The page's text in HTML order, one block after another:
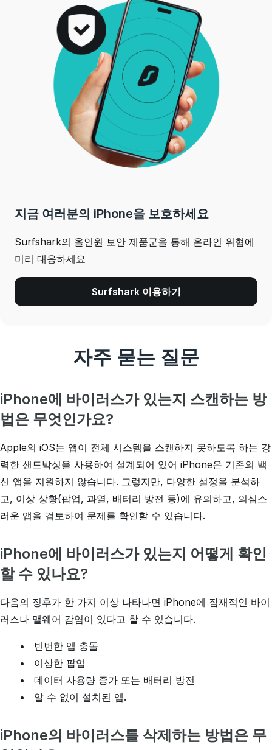
지금 여러분의 iPhone을 보호하세요
Surfshark의 올인원 보안 제품군을 통해 온라인 위협에
미리 대응하세요
Surfshark 이용하기
자주 묻는 질문
iPhone에 바이러스가 있는지 스캔하는 방
법은 무엇인가요?
Apple의 iOS는 앱이 전체 시스템을 스캔하지 못하도록 하는 강
력한 샌드박싱을 사용하여 설계되어 있어 iPhone은 기존의 백
신 앱을 지원하지 않습니다. 그렇지만, 다양한 설정을 분석하
고, 이상 상황(팝업, 과열, 배터리 방전 등)에 유의하고, 의심스
러운 앱을 검토하여 문제를 확인할 수 있습니다.
iPhone에 바이러스가 있는지 어떻게 확인
할 수 있나요?
다음의 징후가 한 가지 이상 나타나면 iPhone에 잠재적인 바이
러스나 맬웨어 감염이 있다고 할 수 있습니다.
빈번한 앱 충돌
이상한 팝업
데이터 사용량 증가 또는 배터리 방전
알 수 없이 설치된 앱.
iPhone의 바이러스를 삭제하는 방법은 무